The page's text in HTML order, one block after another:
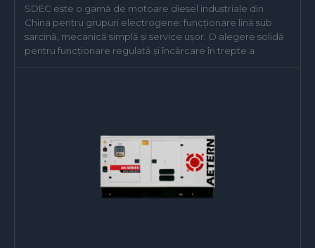
SDEC este o gamă de motoare diesel industriale din
China pentru grupuri electrogene: funcționare lină sub
sarcină, mecanică simplă și service ușor. O alegere solidă
pentru funcționare regulată și încărcare în trepte a